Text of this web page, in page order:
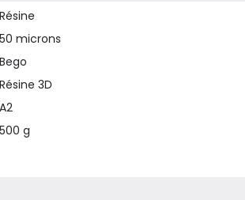
Résine
50 microns
Bego
Résine 3D
A2
500 g